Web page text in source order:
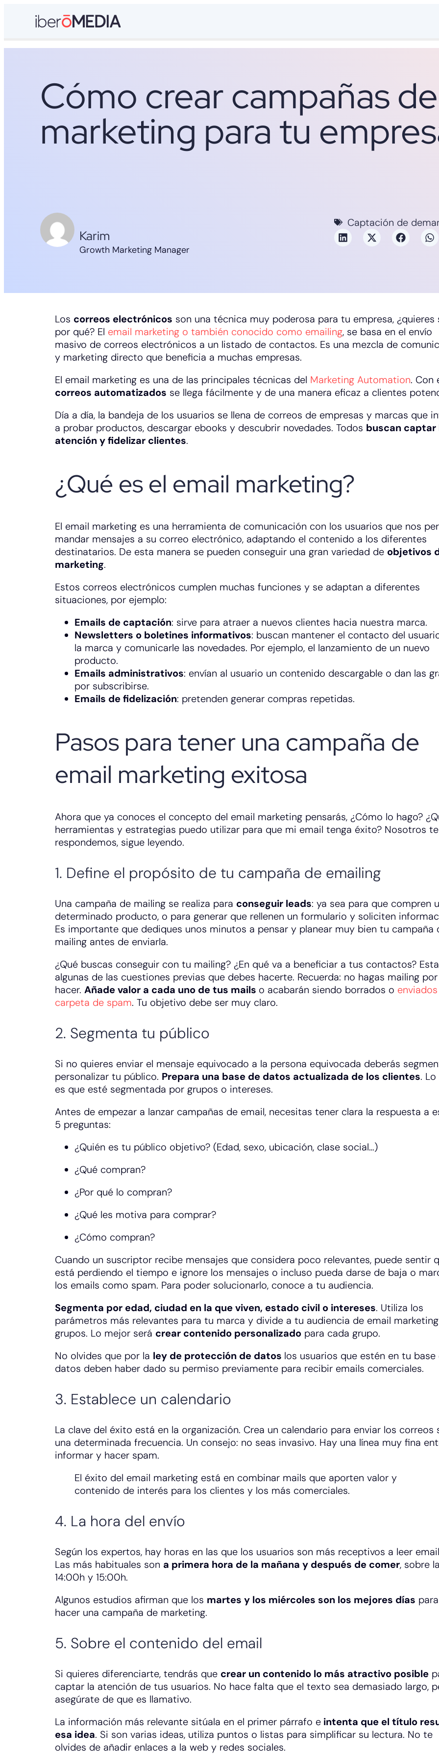
Cómo crear campañas
marketing para tu
Karim
Growth Marketing Manager
Captación de
Los correos electrónicos son una técnica muy poderosa para tu empresa, ¿quieres
por qué? El email marketing o también conocido como emailing, se basa en el envío
masivo de correos electrónicos a un listado de contactos. Es una mezcla de
y marketing directo que beneficia a muchas empresas.
El email marketing es una de las principales técnicas del Marketing Automation. Con
correos automatizados se llega fácilmente y de una manera eficaz a clientes
Día a día, la bandeja de los usuarios se llena de correos de empresas y marcas que
a probar productos, descargar ebooks y descubrir novedades. Todos buscan captar
atención y fidelizar clientes.
¿Qué es el email marketing?
El email marketing es una herramienta de comunicación con los usuarios que nos
mandar mensajes a su correo electrónico, adaptando el contenido a los diferentes
destinatarios. De esta manera se pueden conseguir una gran variedad de objetivos
marketing.
Estos correos electrónicos cumplen muchas funciones y se adaptan a diferentes
situaciones, por ejemplo:
Emails de captación: sirve para atraer a nuevos clientes hacia nuestra marca.
Newsletters o boletines informativos: buscan mantener el contacto del
la marca y comunicarle las novedades. Por ejemplo, el lanzamiento de un nuevo
producto.
Emails administrativos: envían al usuario un contenido descargable o dan las
por subscribirse.
Emails de fidelización: pretenden generar compras repetidas.
Pasos para tener una campaña de
email marketing exitosa
Ahora que ya conoces el concepto del email marketing pensarás, ¿Cómo lo hago?
herramientas y estrategias puedo utilizar para que mi email tenga éxito? Nosotros te
respondemos, sigue leyendo.
1. Define el propósito de tu campaña de emailing
Una campaña de mailing se realiza para conseguir leads: ya sea para que compren
determinado producto, o para generar que rellenen un formulario y soliciten
Es importante que dediques unos minutos a pensar y planear muy bien tu campaña
mailing antes de enviarla.
¿Qué buscas conseguir con tu mailing? ¿En qué va a beneficiar a tus contactos?
algunas de las cuestiones previas que debes hacerte. Recuerda: no hagas mailing por
hacer. Añade valor a cada uno de tus mails o acabarán siendo borrados o
carpeta de spam. Tu objetivo debe ser muy claro.
2. Segmenta tu público
Si no quieres enviar el mensaje equivocado a la persona equivocada deberás
personalizar tu público. Prepara una base de datos actualizada de los clientes.
es que esté segmentada por grupos o intereses.
Antes de empezar a lanzar campañas de email, necesitas tener clara la respuesta a
5 preguntas:
¿Quién es tu público objetivo? (Edad, sexo, ubicación, clase social…)
¿Qué compran?
¿Por qué lo compran?
¿Qué les motiva para comprar?
¿Cómo compran?
Cuando un suscriptor recibe mensajes que considera poco relevantes, puede sentir
está perdiendo el tiempo e ignore los mensajes o incluso pueda darse de baja o
los emails como spam. Para poder solucionarlo, conoce a tu audiencia.
Segmenta por edad, ciudad en la que viven, estado civil o intereses. Utiliza los
parámetros más relevantes para tu marca y divide a tu audiencia de email
grupos. Lo mejor será crear contenido personalizado para cada grupo.
No olvides que por la ley de protección de datos los usuarios que estén en tu base
datos deben haber dado su permiso previamente para recibir emails comerciales.
3. Establece un calendario
La clave del éxito está en la organización. Crea un calendario para enviar los correos
una determinada frecuencia. Un consejo: no seas invasivo. Hay una línea muy fina
informar y hacer spam.
El éxito del email marketing está en combinar mails que aporten valor y
contenido de interés para los clientes y los más comerciales.
4. La hora del envío
Según los expertos, hay horas en las que los usuarios son más receptivos a leer
Las más habituales son a primera hora de la mañana y después de comer, sobre
14:00h y 15:00h.
Algunos estudios afirman que los martes y los miércoles son los mejores días para
hacer una campaña de marketing.
5. Sobre el contenido del email
Si quieres diferenciarte, tendrás que crear un contenido lo más atractivo posible
captar la atención de tus usuarios. No hace falta que el texto sea demasiado largo,
asegúrate de que es llamativo.
La información más relevante sitúala en el primer párrafo e intenta que el título
esa idea. Si son varias ideas, utiliza puntos o listas para simplificar su lectura. No te
olvides de añadir enlaces a la web y redes sociales.